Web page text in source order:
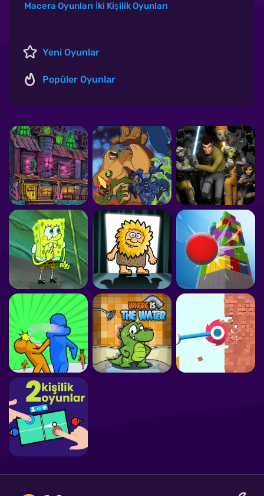
Macera Oyunları İki Kişilik Oyunları
Yeni Oyunlar
Popüler Oyunlar